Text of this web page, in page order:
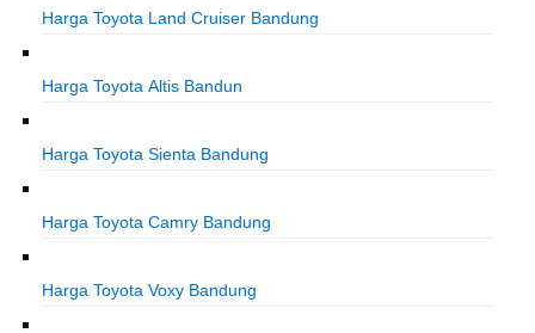
Harga Toyota Land Cruiser Bandung
Harga Toyota Altis Bandun
Harga Toyota Sienta Bandung
Harga Toyota Camry Bandung
Harga Toyota Voxy Bandung